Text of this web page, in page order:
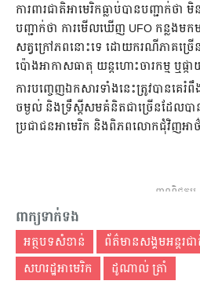
ការពារជាតិអាមេរិកធ្លាប់បានបញ្ជាក់ថ
បញ្ជាក់ថា ការមើលឃើញ UFO កន្លងមកម
សត្វក្រៅភពនោះទេ ដោយករណីភាគច្រើ
ប៉ោងអាកាសធាតុ យន្តហោះចារកម្ម ឬផ្
ការបញ្ចេញឯកសារទាំងនេះត្រូវបានគេ
ចម្ងល់ និងទ្រឹស្ដីសមគំនិតជាច្រើនដែលប
ប្រជាជនអាមេរិក និងពិភពលោកជុំវិញអា
ពាណិជ្ជកម្ម
ពាក្យទាក់ទង
អត្ថបទសំខាន់ ព័ត៌មានសង្គមអន្តរជ
សហរដ្ឋអាមេរិក ដូណាល់ ត្រាំ